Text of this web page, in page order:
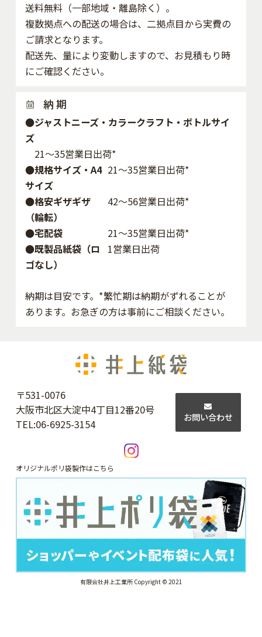
送料無料（一部地域・離島除く）。
複数拠点への配送の場合は、二拠点目から実費の
ご請求となります。
配送先、量により変動しますので、お見積もり時
にご確認ください。
納 期
●ジャストニーズ・カラークラフト・ボトルサイ
ズ
21～35営業日出荷*
●規格サイズ・A4
サイズ
21～35営業日出荷*
●格安ギザギザ
（輪転）
42〜56営業日出荷*
●宅配袋
21～35営業日出荷*
●既製品紙袋（ロ
ゴなし）
1営業日出荷
納期は目安です。*繁忙期は納期がずれることが
あります。お急ぎの方は事前にご相談ください。
〒531-0076
大阪市北区大淀中4丁目12番20号
TEL:06-6925-3154
お問い合わせ
オリジナルポリ袋製作はこちら
有限会社井上工業所 Copyright © 2021